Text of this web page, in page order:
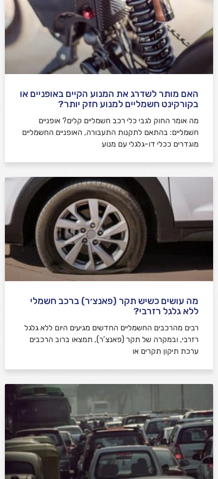
האם מותר לשדרג את המנוע הקיים באופניים או
בקורקינט חשמליים למנוע חזק יותר?
מה אומר החוק לגבי כלי רכב חשמליים קלים? אופניים
חשמליים: בהתאם לתקנות התעבורה, האופניים החשמליים
מוגדרים ככלי דו-גלגלי עם מנוע
מה עושים כשיש תקר (פאנצ׳ר) ברכב חשמלי
ללא גלגל רזרבי?
רבים מהרכבים החשמליים החדשים מגיעים היום ללא גלגל
רזרבי, ובמקרה של תקר (פאנצ’ר), תמצאו ברוב הרכבים
ערכת תיקון תקרים או